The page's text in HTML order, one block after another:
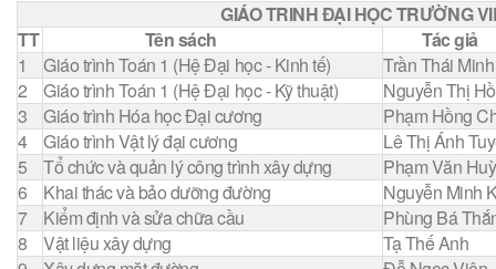
GIÁO TRINH ĐẠI HỌC TRƯỜNG
TT
Tên sách
Tác giả
1
Giáo trình Toán 1 (Hệ Đại học - Kinh tế)
Trần Thái Minh
2
Giáo trình Toán 1 (Hệ Đại học - Kỹ thuật)
Nguyễn Thị
3
Giáo trình Hóa học Đại cương
Phạm Hồng
4
Giáo trình Vật lý đại cương
Lê Thị Ánh
5
Tổ chức và quản lý công trình xây dựng
Phạm Văn
6
Khai thác và bảo dưỡng đường
Nguyễn Minh
7
Kiểm định và sửa chữa cầu
Phùng Bá
8
Vật liệu xây dựng
Tạ Thế Anh